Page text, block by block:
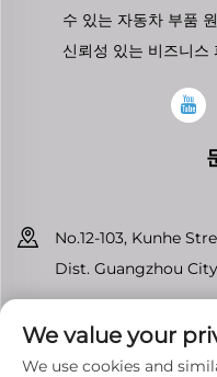
수 있는 자동차 부품
신뢰성 있는 비즈니스
No.12-103, Kunhe
Dist. Guangzhou
We value your
We use cookies and